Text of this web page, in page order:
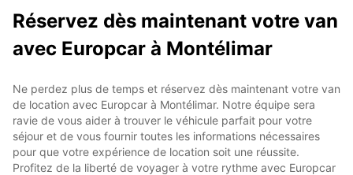
Réservez dès maintenant votre van
avec Europcar à Montélimar
Ne perdez plus de temps et réservez dès maintenant votre van
de location avec Europcar à Montélimar. Notre équipe sera
ravie de vous aider à trouver le véhicule parfait pour votre
séjour et de vous fournir toutes les informations nécessaires
pour que votre expérience de location soit une réussite.
Profitez de la liberté de voyager à votre rythme avec Europcar